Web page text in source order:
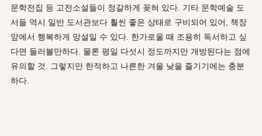
문학전집 등 고전소설들이 정갈하게 꽂혀 있다. 기타 문학예술 도
서들 역시 일반 도서관보다 훨씬 좋은 상태로 구비되어 있어, 책장
앞에서 행복하게 망설일 수 있다. 한가로울 때 조용히 독서하고 싶
다면 들러볼만하다. 물론 평일 다섯시 정도까지만 개방된다는 점에
유의할 것. 그렇지만 한적하고 나른한 겨울 낮을 즐기기에는 충분
하다.